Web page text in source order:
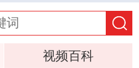
视频百科